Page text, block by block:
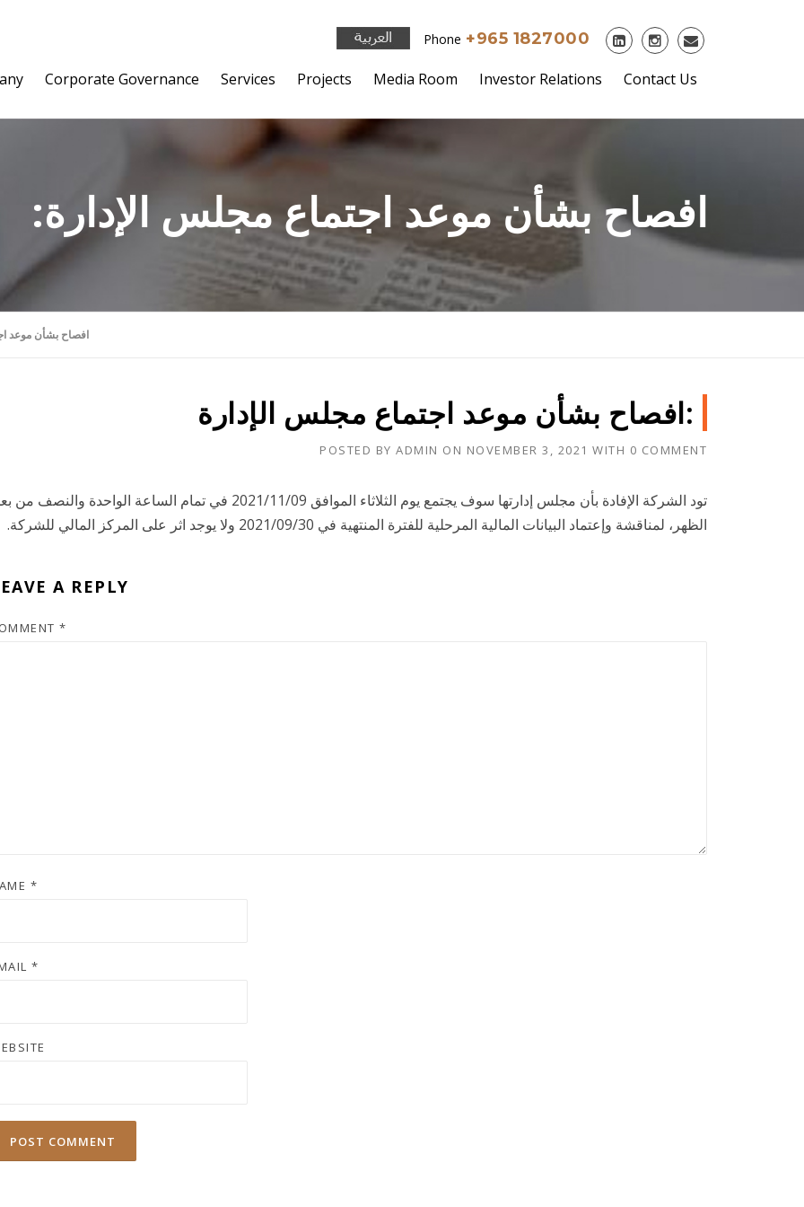
Phone +965 1827000
Corporate Governance Services Projects Media Room Investor Relations Contact Us
:افصاح بشأن موعد اجتماع مجلس الإدارة
:افصاح بشأن موعد
:افصاح بشأن موعد اجتماع مجلس الإدارة
POSTED BY ADMIN ON NOVEMBER 3, 2021 WITH 0 COMMENT
تود الشركة الإفادة بأن مجلس إدارتها سوف يجتمع يوم الثلاثاء الموافق 2021/11/09 في تمام الساعة الواحدة والنصف
الظهر، لمناقشة وإعتماد البيانات المالية المرحلية للفترة المنتهية في 2021/09/30 ولا يوجد اثر على المركز المالي للشركة.
A REPLY
*
*
*